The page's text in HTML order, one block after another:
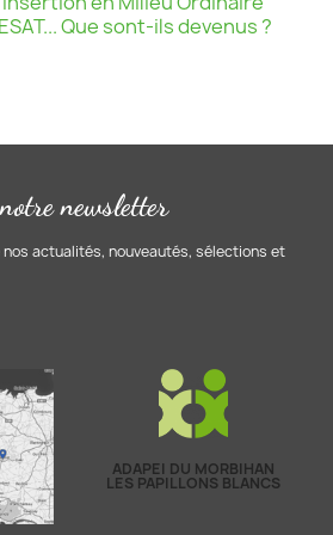
Que sont-ils devenus ?
newsletter
actualités, nouveautés, sélections et
ADAPEI DU MORBIHAN
LES PAPILLONS BLANCS